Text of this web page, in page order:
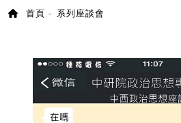
首頁 系列座談會